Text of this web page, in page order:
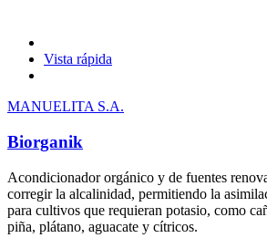
Vista rápida
MANUELITA S.A.
Biorganik
Acondicionador orgánico y de fuentes
corregir la alcalinidad, permitiendo la
para cultivos que requieran potasio, como
piña, plátano, aguacate y cítricos.